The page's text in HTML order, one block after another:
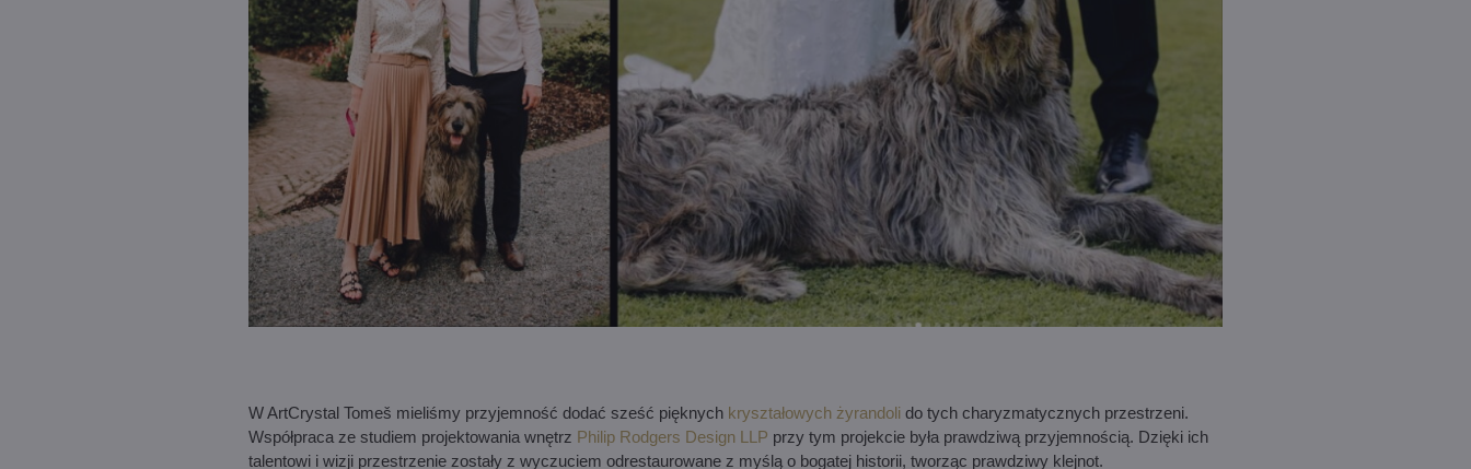
W ArtCrystal Tomeš mieliśmy przyjemność dodać sześć pięknych kryształowych żyrandoli do tych charyzmatycznych przestrzeni.
Współpraca ze studiem projektowania wnętrz Philip Rodgers Design LLP przy tym projekcie była prawdziwą przyjemnością. Dzięki ich
talentowi i wizji przestrzenie zostały z wyczuciem odrestaurowane z myślą o bogatej historii, tworząc prawdziwy klejnot.